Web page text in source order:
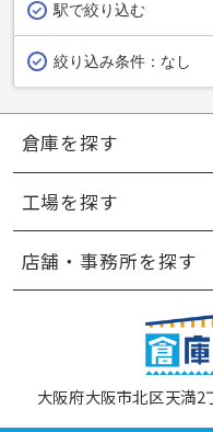
駅で絞り込む
絞り込み条件： なし
倉庫を探す
工場を探す
店舗・事務所を探す
大阪府大阪市北区天満